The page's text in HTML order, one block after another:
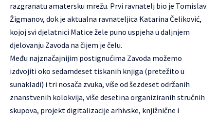
razgranatu amatersku mrežu. Prvi ravnatelj bio je Tomislav
Žigmanov, dok je aktualna ravnateljica Katarina Čeliković,
kojoj svi djelatnici Matice žele puno uspjeha u daljnjem
djelovanju Zavoda na čijem je čelu.
Među najznačajnijim postignućima Zavoda možemo
izdvojiti oko sedamdeset tiskanih knjiga (pretežito u
sunakladi) i tri nosača zvuka, više od šezdeset održanih
znanstvenih kolokvija, više desetina organiziranih stručnih
skupova, projekt digitalizacije arhivske, knjižnične i